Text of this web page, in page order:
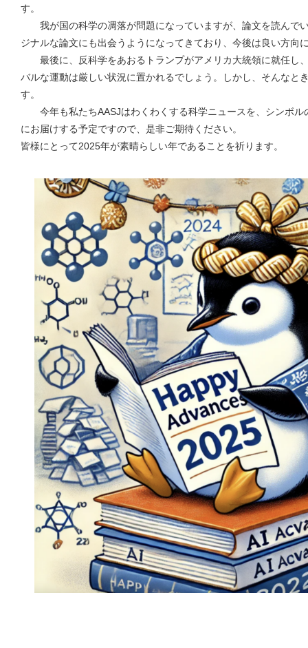
す。
我が国の科学の凋落が問題になっていますが、論文を読んで
ジナルな論文にも出会うようになってきており、今後は良い方向
最後に、反科学をあおるトランプがアメリカ大統領に就任し
バルな運動は厳しい状況に置かれるでしょう。しかし、そんなと
す。
今年も私たちAASJはわくわくする科学ニュースを、シンボル
にお届けする予定ですので、是非ご期待ください。
皆様にとって2025年が素晴らしい年であることを祈ります。